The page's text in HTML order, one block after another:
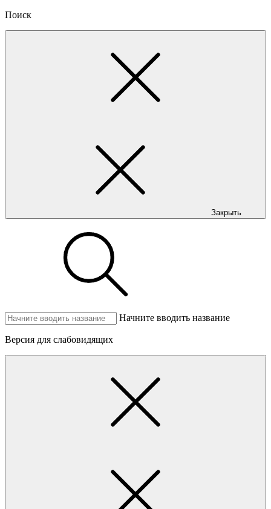
Поиск
Закрыть
Начните вводить название
Версия для слабовидящих